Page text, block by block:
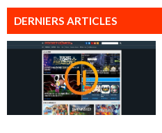
DERNIERS ARTICLES